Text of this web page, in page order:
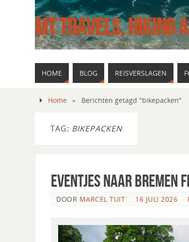
MT TRAVELS, HIKING
HOME BLOG REISVERSLAGEN
Home » Berichten getagd "bikepacken"
TAG: BIKEPACKEN
Eventjes naar Bremen
DOOR MARCEL TUIT 16 JULI 2026